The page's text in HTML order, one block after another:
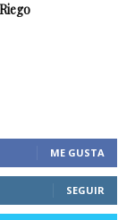
ME GUSTA
SEGUIR